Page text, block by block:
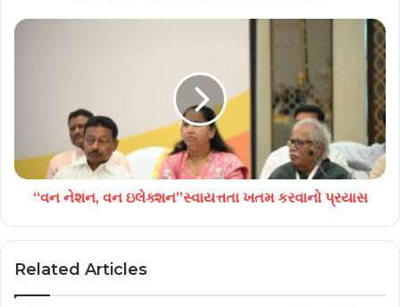
“વન નેશન, વન ઇલેક્શન”સ્વાયત્તતા ખતમ કરવાનો પ્રયાસ
Related Articles